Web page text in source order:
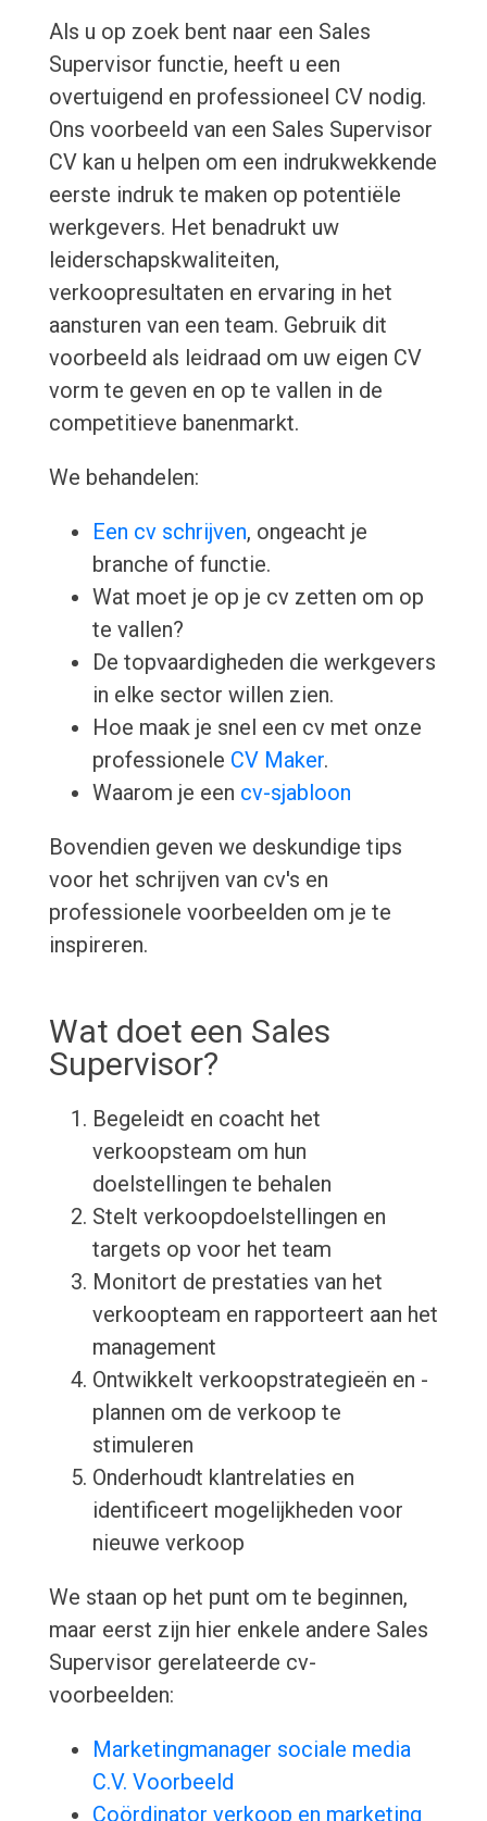
Als u op zoek bent naar een Sales
Supervisor functie, heeft u een
overtuigend en professioneel CV nodig.
Ons voorbeeld van een Sales Supervisor
CV kan u helpen om een indrukwekkende
eerste indruk te maken op potentiële
werkgevers. Het benadrukt uw
leiderschapskwaliteiten,
verkoopresultaten en ervaring in het
aansturen van een team. Gebruik dit
voorbeeld als leidraad om uw eigen CV
vorm te geven en op te vallen in de
competitieve banenmarkt.
We behandelen:
Een cv schrijven, ongeacht je
branche of functie.
Wat moet je op je cv zetten om op
te vallen?
De topvaardigheden die werkgevers
in elke sector willen zien.
Hoe maak je snel een cv met onze
professionele CV Maker.
Waarom je een cv-sjabloon
Bovendien geven we deskundige tips
voor het schrijven van cv's en
professionele voorbeelden om je te
inspireren.
Wat doet een Sales
Supervisor?
Begeleidt en coacht het
verkoopsteam om hun
doelstellingen te behalen
Stelt verkoopdoelstellingen en
targets op voor het team
Monitort de prestaties van het
verkoopteam en rapporteert aan het
management
Ontwikkelt verkoopstrategieën en -
plannen om de verkoop te
stimuleren
Onderhoudt klantrelaties en
identificeert mogelijkheden voor
nieuwe verkoop
We staan op het punt om te beginnen,
maar eerst zijn hier enkele andere Sales
Supervisor gerelateerde cv-
voorbeelden:
Marketingmanager sociale media
C.V. Voorbeeld
Coördinator verkoop en marketing